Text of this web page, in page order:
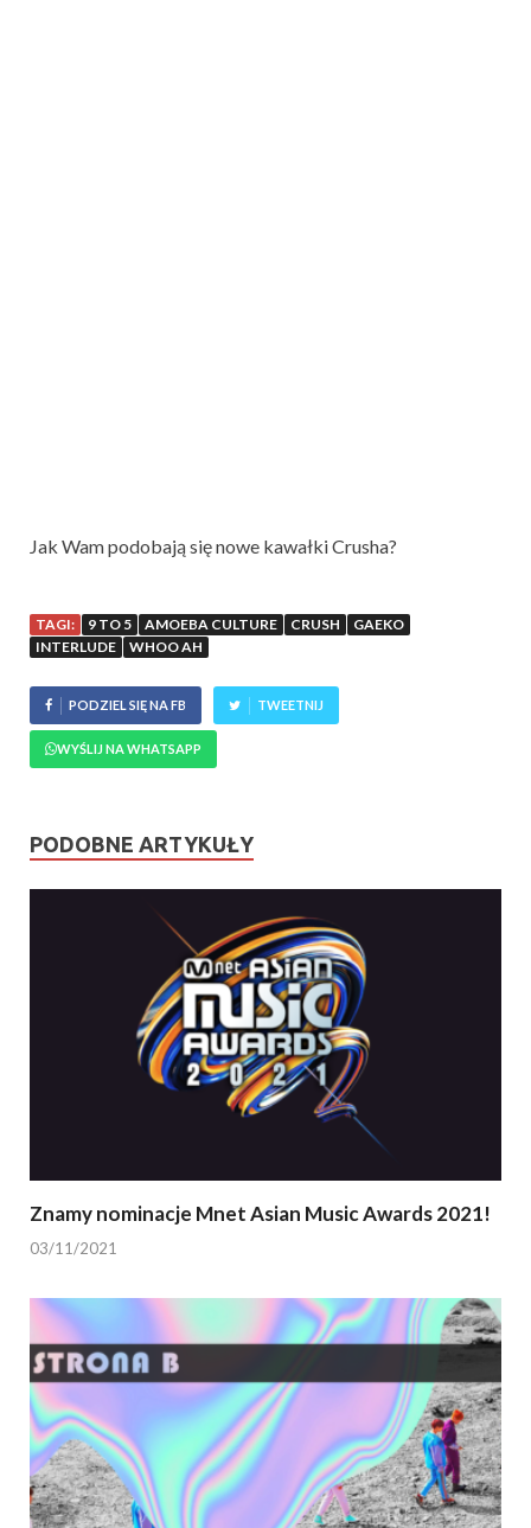
Jak Wam podobają się nowe kawałki Crusha?
TAGI: 9 TO 5 AMOEBA CULTURE CRUSH
GAEKO
INTERLUDE
WHOO AH
PODZIEL SIĘ NA FB TWEETNIJ
WYŚLIJ NA WHATSAPP
PODOBNE ARTYKUŁY
Znamy nominacje Mnet Asian Music Awards 2021!
03/11/2021